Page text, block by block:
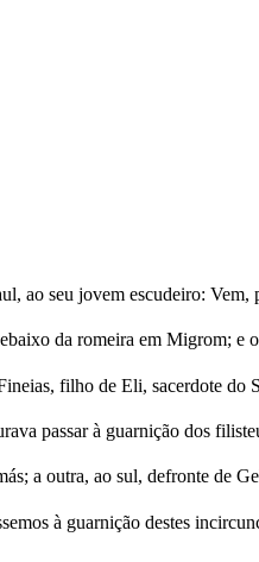
ao seu jovem escudeiro:
da romeira em Migrom; e
filho de Eli, sacerdote do
passar à guarnição dos
a outra, ao sul, defronte de
à guarnição destes